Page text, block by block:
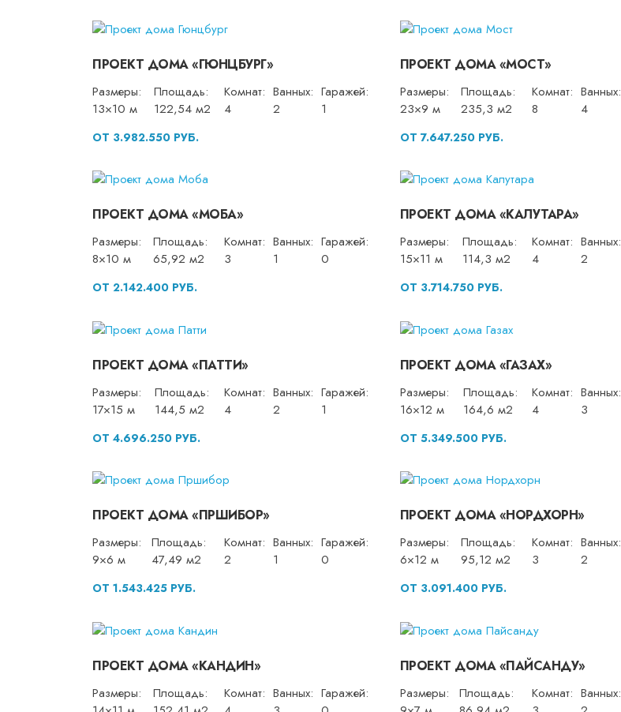
ПРОЕКТ ДОМА «ГЮНЦБУРГ»
Размеры:
13×10 м
Площадь:
122,54 м2
Комнат:
4
Ванных:
2
Гаражей:
1
ОТ 3.982.550 РУБ.
ПРОЕКТ ДОМА «МОСТ»
Размеры:
23×9 м
Площадь:
235,3 м2
Комнат:
8
Ванных:
4
ОТ 7.647.250 РУБ.
ПРОЕКТ ДОМА «МОБА»
Размеры:
8×10 м
Площадь:
65,92 м2
Комнат:
3
Ванных:
1
Гаражей:
0
ОТ 2.142.400 РУБ.
ПРОЕКТ ДОМА «КАЛУТАРА»
Размеры:
15×11 м
Площадь:
114,3 м2
Комнат:
4
Ванных:
2
ОТ 3.714.750 РУБ.
ПРОЕКТ ДОМА «ПАТТИ»
Размеры:
17×15 м
Площадь:
144,5 м2
Комнат:
4
Ванных:
2
Гаражей:
1
ОТ 4.696.250 РУБ.
ПРОЕКТ ДОМА «ГАЗАХ»
Размеры:
16×12 м
Площадь:
164,6 м2
Комнат:
4
Ванных:
3
ОТ 5.349.500 РУБ.
ПРОЕКТ ДОМА «ПРШИБОР»
Размеры:
9×6 м
Площадь:
47,49 м2
Комнат:
2
Ванных:
1
Гаражей:
0
ОТ 1.543.425 РУБ.
ПРОЕКТ ДОМА «НОРДХОРН»
Размеры:
6×12 м
Площадь:
95,12 м2
Комнат:
3
Ванных:
2
ОТ 3.091.400 РУБ.
ПРОЕКТ ДОМА «КАНДИН»
Размеры:
Площадь:
Комнат: Ванных: Гаражей:
ПРОЕКТ ДОМА «ПАЙСАНДУ»
Размеры:
Площадь:
Комнат: Ванных: